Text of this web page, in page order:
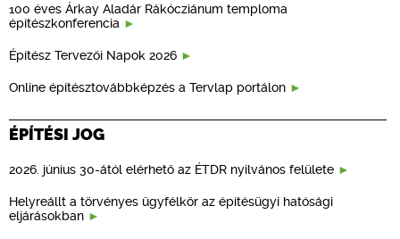
100 éves Árkay Aladár Rákócziánum temploma
építészkonferencia
Építész Tervezői Napok 2026
Online építésztovábbképzés a Tervlap portálon
ÉPÍTÉSI JOG
2026. június 30-ától elérhető az ÉTDR nyilvános felülete
Helyreállt a törvényes ügyfélkör az építésügyi hatósági
eljárásokban